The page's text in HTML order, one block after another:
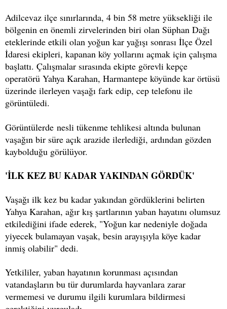
Adilcevaz ilçe sınırlarında, 4 bin 58 metre yüksekliği ile
bölgenin en önemli zirvelerinden biri olan Süphan Dağı
eteklerinde etkili olan yoğun kar yağışı sonrası İlçe Özel
İdaresi ekipleri, kapanan köy yollarını açmak için çalışma
başlattı. Çalışmalar sırasında ekipte görevli kepçe
operatörü Yahya Karahan, Harmantepe köyünde kar örtüsü
üzerinde ilerleyen vaşağı fark edip, cep telefonu ile
görüntüledi.
Görüntülerde nesli tükenme tehlikesi altında bulunan
vaşağın bir süre açık arazide ilerlediği, ardından gözden
kaybolduğu görülüyor.
'İLK KEZ BU KADAR YAKINDAN GÖRDÜK'
Vaşağı ilk kez bu kadar yakından gördüklerini belirten
Yahya Karahan, ağır kış şartlarının yaban hayatını olumsuz
etkilediğini ifade ederek, "Yoğun kar nedeniyle doğada
yiyecek bulamayan vaşak, besin arayışıyla köye kadar
inmiş olabilir" dedi.
Yetkililer, yaban hayatının korunması açısından
vatandaşların bu tür durumlarda hayvanlara zarar
vermemesi ve durumu ilgili kurumlara bildirmesi